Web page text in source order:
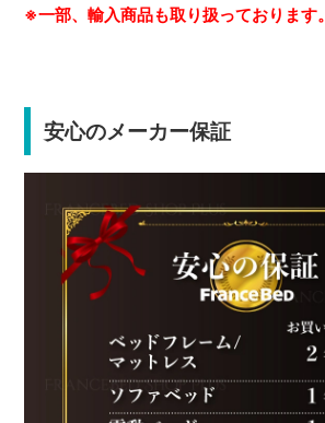
※一部、輸入商品も取り扱っております。
安心のメーカー保証